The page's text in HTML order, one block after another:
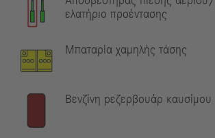
ελατήριο προέντασης
Μπαταρία χαμηλής τάσης
Βενζίνη pεζερβουάρ καυσίμου